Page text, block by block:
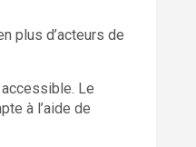
plus d’acteurs de
Le
à l’aide de